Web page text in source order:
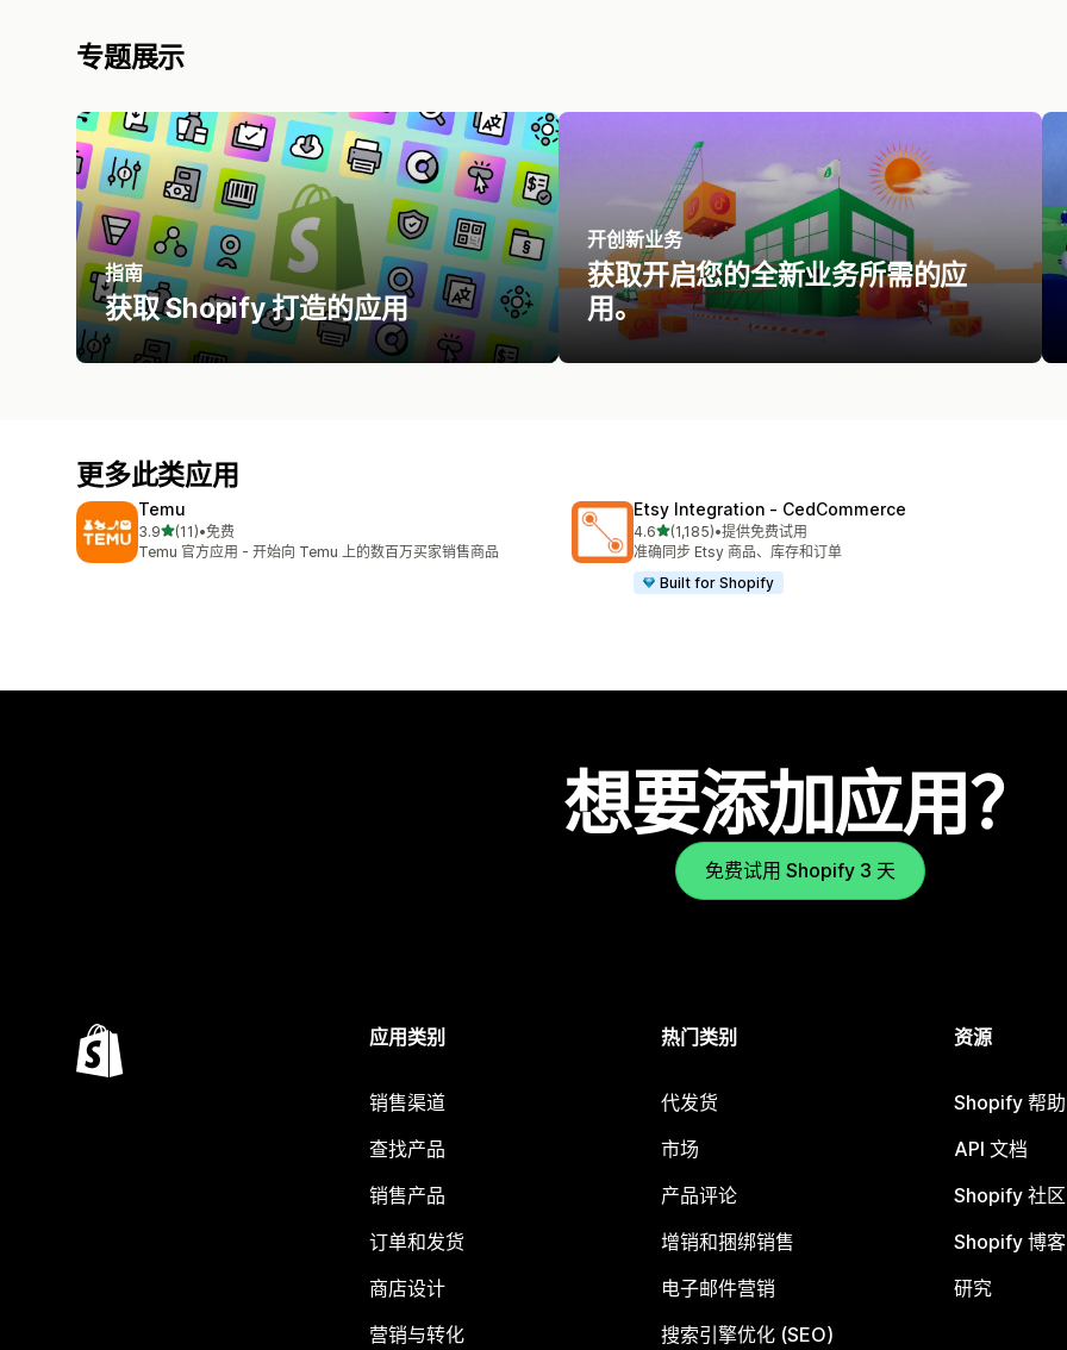
专题展示
指南
获取 Shopify 打造的应用
开创新业务
获取开启您的全新业务所需的应
用。
更多此类应用
Temu
3.9星（满分 5 星）
(11)
总共 11 条评论
•免费
Temu 官方应用 - 开始向 Temu 上的数百万买家销售商品
Etsy Integration ‑ CedCommerce
4.6星（满分 5 星）
(1,185)
总共 1185 条评论
•提供免费试用
准确同步 Etsy 商品、库存和订单
Built for Shopify
想要添加应用？
免费试用 Shopify 3 天
应用类别
销售渠道
查找产品
销售产品
订单和发货
商店设计
营销与转化
热门类别
代发货
市场
产品评论
增销和捆绑销售
电子邮件营销
搜索引擎优化 (SEO)
资源
Shopify 帮
API 文档
Shopify 社区
Shopify 博客
研究